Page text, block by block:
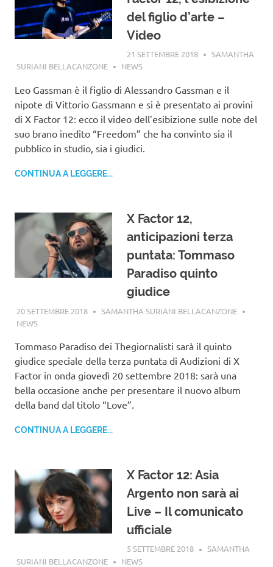
del figlio d’arte –
Video
21 SETTEMBRE 2018
SAMANTHA
SURIANI BELLACANZONE
NEWS
Leo Gassman è il figlio di Alessandro Gassman e il
nipote di Vittorio Gassmann e si è presentato ai provini
di X Factor 12: ecco il video dell’esibizione sulle note del
suo brano inedito “Freedom” che ha convinto sia il
pubblico in studio, sia i giudici.
CONTINUA A LEGGERE...
X Factor 12,
anticipazioni terza
puntata: Tommaso
Paradiso quinto
giudice
20 SETTEMBRE 2018
SAMANTHA SURIANI BELLACANZONE
NEWS
Tommaso Paradiso dei Thegiornalisti sarà il quinto
giudice speciale della terza puntata di Audizioni di X
Factor in onda giovedì 20 settembre 2018: sarà una
bella occasione anche per presentare il nuovo album
della band dal titolo “Love”.
CONTINUA A LEGGERE...
X Factor 12: Asia
Argento non sarà ai
Live – Il comunicato
ufficiale
5 SETTEMBRE 2018
SAMANTHA
SURIANI BELLACANZONE
NEWS